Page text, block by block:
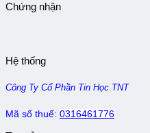
Chứng nhận
Hệ thống
Công Ty Cổ Phần Tin Học TNT
Mã số thuế: 0316461776